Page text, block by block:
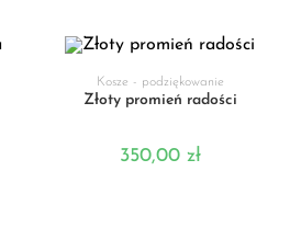
DODAJ DO KOSZYKA
Kosze - podziękowanie
Złoty promień radości
350,00 zł